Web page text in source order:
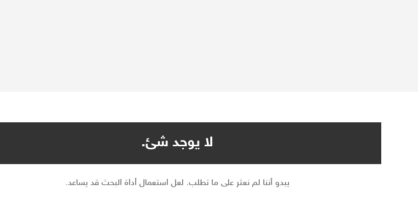
لا يوجد شئ.
يبدو أننا لم نعثر على ما تطلب. لعل استعمال أداة البحث قد يساعد.